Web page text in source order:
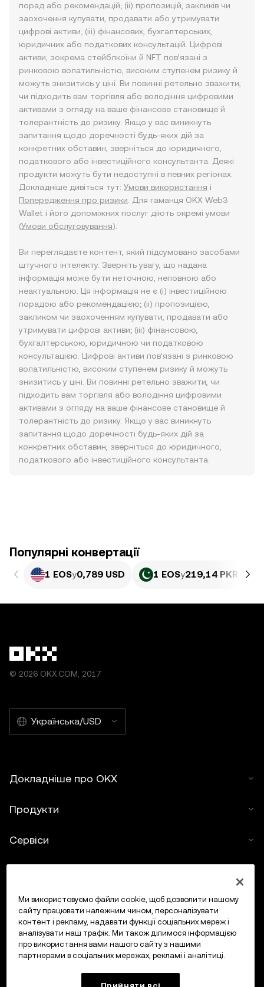
порад або рекомендацій; (ii) пропозицій, закликів чи
заохочення купувати, продавати або утримувати
цифрові активи; (iii) фінансових, бухгалтерських,
юридичних або податкових консультацій. Цифрові
активи, зокрема стейблкоїни й NFT пов’язані з
ринковою волатильністю, високим ступенем ризику й
можуть знизитись у ціні. Ви повинні ретельно зважити,
чи підходить вам торгівля або володіння цифровими
активами з огляду на ваше фінансове становище й
толерантність до ризику. Якщо у вас виникнуть
запитання щодо доречності будь-яких дій за
конкретних обставин, зверніться до юридичного,
податкового або інвестиційного консультанта. Деякі
продукти можуть бути недоступні в певних регіонах.
Докладніше дивіться тут: Умови використання і
Попередження про ризики . Для гаманця OKX Web3
Wallet і його допоміжних послуг діють окремі умови
(Умови обслуговування).
Ви переглядаєте контент, який підсумовано засобами
штучного інтелекту. Зверніть увагу, що надана
інформація може бути неточною, неповною або
неактуальною. Ця інформація не є (i) інвестиційною
порадою або рекомендацією; (ii) пропозицією,
закликом чи заохоченням купувати, продавати або
утримувати цифрові активи; (iii) фінансовою,
бухгалтерською, юридичною чи податковою
консультацією. Цифрові активи пов’язані з ринковою
волатильністю, високим ступенем ризику й можуть
знизитись у ціні. Ви повинні ретельно зважити, чи
підходить вам торгівля або володіння цифровими
активами з огляду на ваше фінансове становище й
толерантність до ризику. Якщо у вас виникнуть
запитання щодо доречності будь-яких дій за
конкретних обставин, зверніться до юридичного,
податкового або інвестиційного консультанта.
Популярні конвертації
1 EOSу0,789 USD 1 EOSу219,14 PKR
© 2026 OKX.COM, 2017
Українська/USD
Докладніше про OKX
Продукти
Сервіси
Купити криптовалюту
Калькулятор криптовалюти
Торгувати
Ми використовуємо файли cookie, щоб дозволити нашому
сайту працювати належним чином, персоналізувати
контент і рекламу, надавати функції соціальних мереж і
аналізувати наш трафік. Ми також ділимося інформацією
про використання вами нашого сайту з нашими
партнерами в соціальних мережах, рекламі і аналітиці.